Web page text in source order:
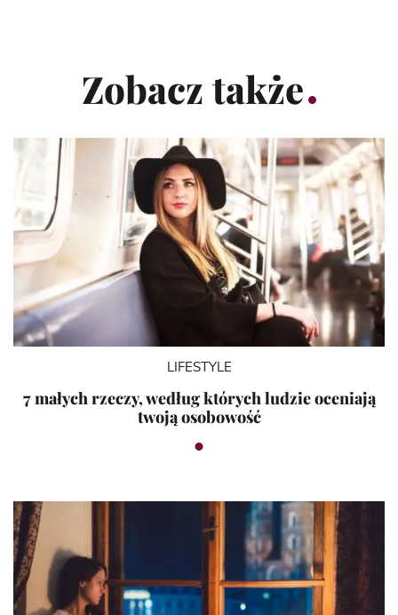
Zobacz także
LIFESTYLE
7 małych rzeczy, według których ludzie oceniają
twoją osobowość